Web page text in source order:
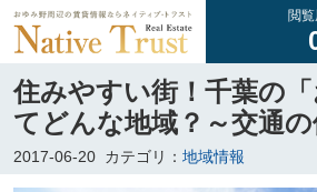
閲
住みやすい街！千葉の
てどんな地域？～交通
2017-06-20 カテゴリ： 地域情報